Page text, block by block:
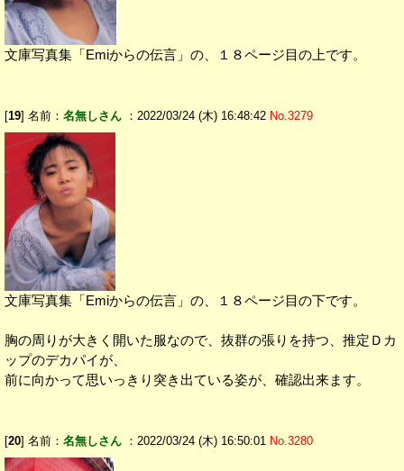
文庫写真集「Emiからの伝言」の、１８ページ目の上です。
[19] 名前： 名無しさん ：2022/03/24 (木) 16:48:42 No.3279
文庫写真集「Emiからの伝言」の、１８ページ目の下です。
胸の周りが大きく開いた服なので、抜群の張りを持つ、推定Ｄカ
ップのデカパイが、
前に向かって思いっきり突き出ている姿が、確認出来ます。
[20] 名前： 名無しさん ：2022/03/24 (木) 16:50:01 No.3280